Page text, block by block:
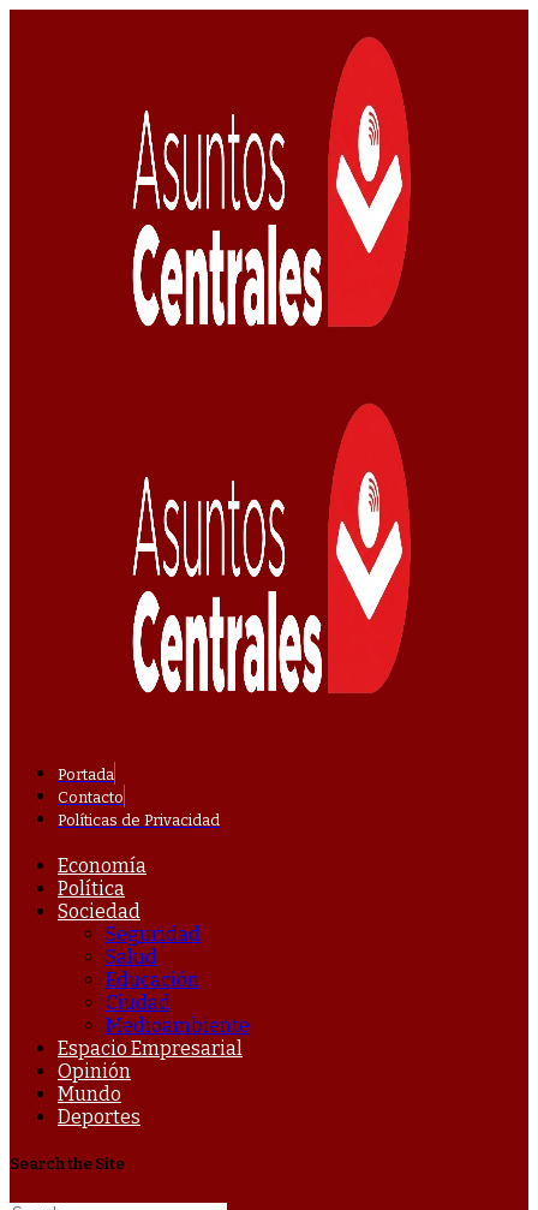
Portada
Contacto
Políticas de Privacidad
Economía
Política
Sociedad
Seguridad
Salud
Educación
Ciudad
Medioambiente
Espacio Empresarial
Opinión
Mundo
Deportes
Search the Site